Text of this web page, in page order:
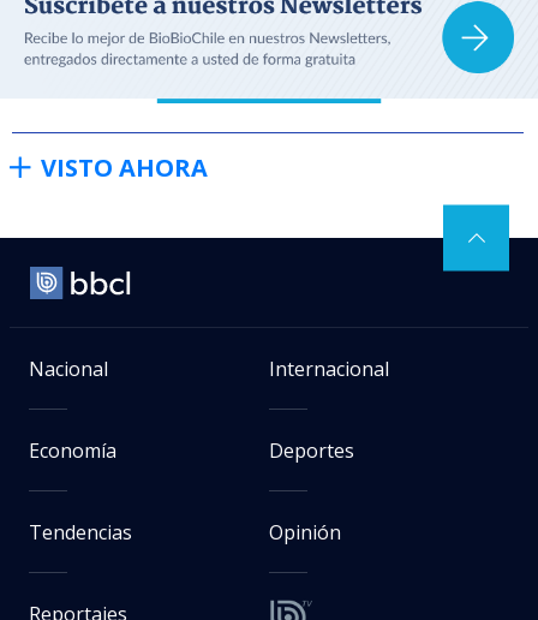
VISTO AHORA
Nacional Internacional
Economía Deportes
Tendencias Opinión
Reportajes